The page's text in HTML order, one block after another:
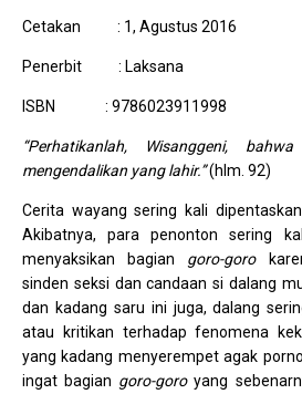
Cetakan : 1, Agustus 2016
Penerbit : Laksana
ISBN : 9786023911998
“Perhatikanlah, Wisanggeni,
mengendalikan yang lahir.”(hlm. 92)
Cerita wayang sering kali
Akibatnya, para penonton sering
menyaksikan bagian goro-goro
sinden seksi dan candaan si dalang
dan kadang saru ini juga, dalang
atau kritikan terhadap fenomena
yang kadang menyerempet agak
ingat bagian goro-goroyang